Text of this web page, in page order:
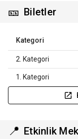
🎫 Biletler
Kategori
2. Kategori
1. Kategori
📍 Etkinlik